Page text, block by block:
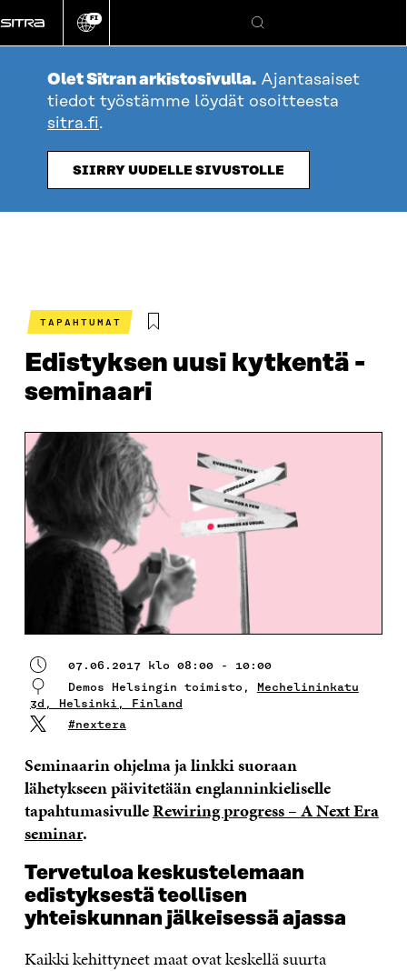
suoraan
sisältöön
Vaihda
kieli
FI
Hae
Olet Sitran arkistosivulla. Ajantasaiset
tiedot työstämme löydät osoitteesta
sitra.fi.
SIIRRY UUDELLE SIVUSTOLLE
TAPAHTUMAT
Edistyksen uusi kytkentä -
seminaari
07.06.2017 klo 08:00 - 10:00
Demos Helsingin toimisto, Mechelininkatu
3d, Helsinki, Finland
#nextera
Seminaarin ohjelma ja linkki suoraan
lähetykseen päivitetään englanninkieliselle
tapahtumasivulleRewiring progress – A Next Era
seminar.
Tervetuloa keskustelemaan
edistyksestä teollisen
yhteiskunnan jälkeisessä ajassa
Kaikki kehittyneet maat ovat keskellä suurta